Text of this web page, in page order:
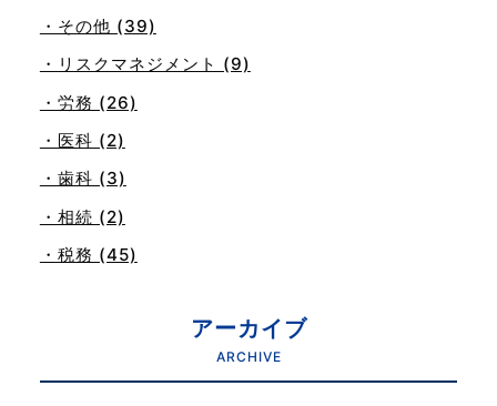
・その他 (39)
・リスクマネジメント (9)
・労務 (26)
・医科 (2)
・歯科 (3)
・相続 (2)
・税務 (45)
アーカイブ
ARCHIVE